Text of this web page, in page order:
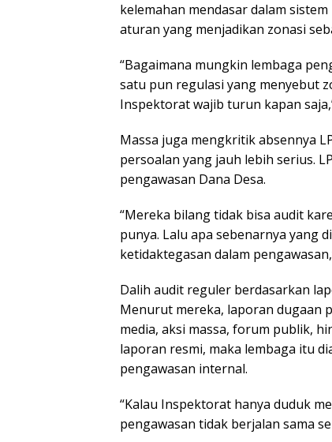
kelemahan mendasar dalam
aturan yang menjadikan zonasi
“Bagaimana mungkin lembaga
satu pun regulasi yang menyebut
Inspektorat wajib turun kapan
Massa juga mengkritik absennya
persoalan yang jauh lebih serius.
pengawasan Dana Desa.
“Mereka bilang tidak bisa audit
punya. Lalu apa sebenarnya yang
ketidaktegasan dalam
Dalih audit reguler berdasarkan
Menurut mereka, laporan dugaan
media, aksi massa, forum publik,
laporan resmi, maka lembaga itu
pengawasan internal.
“Kalau Inspektorat hanya duduk
pengawasan tidak berjalan sama